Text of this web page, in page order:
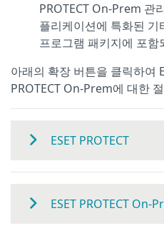
PROTECT On-Prem 관
플리케이션에 특화된 기
프로그램 패키지에 포함
아래의 확장 버튼을 클릭하여
PROTECT On-Prem에 대한
ESET PROTECT
ESET PROTECT On-